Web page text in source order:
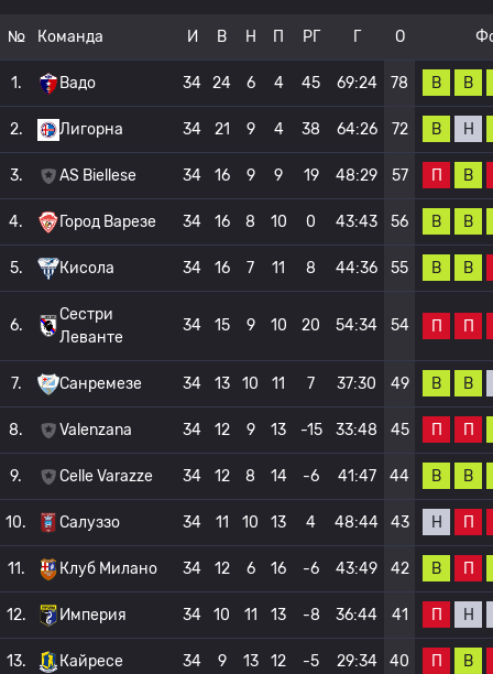
№ Команда И В Н П РГ Г О
1. Вадо 34 24 6 4 45 69:24 78 В В
2. Лигорна 34 21 9 4 38 64:26 72 В Н
3. AS Biellese 34 16 9 9 19 48:29 57 П В
4. Город Варезе 34 16 8 10 0 43:43 56 В В
5. Кисола 34 16 7 11 8 44:36 55 В В
6.
Сестри
Леванте
34 15 9 10 20 54:34 54 П П
7. Санремезе 34 13 10 11 7 37:30 49 В В
8. Valenzana 34 12 9 13 -15 33:48 45 П П
9. Celle Varazze 34 12 8 14 -6 41:47 44 В В
10. Салуззо 34 11 10 13 4 48:44 43 Н П
11. Клуб Милано 34 12 6 16 -6 43:49 42 В П
12. Империя 34 10 11 13 -8 36:44 41 П Н
13. Кайресе 34 9 13 12 -5 29:34 40 П В